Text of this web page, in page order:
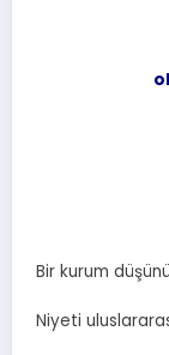
Bir kurum
Niyeti